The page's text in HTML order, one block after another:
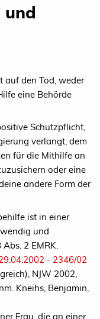
und
auf den Tod, weder
eine Behörde
Schutzpflicht,
verlangt, dem
für die Mithilfe an
oder eine
andere Form der
ist in einer
und
2 EMRK.
- 2346/02
NJW 2002,
Kneihs, Benjamin,
Frau, die an einer